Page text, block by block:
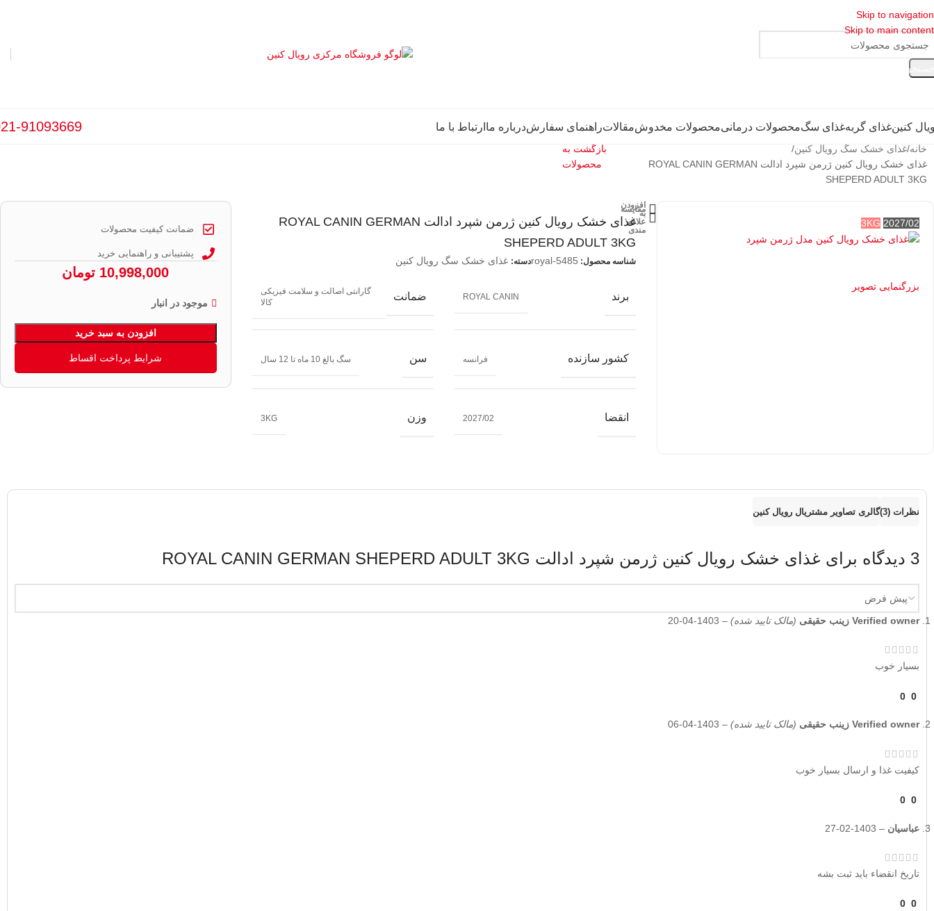
Skip to navigation
Skip to main content
کنینغذای گربهغذای سگمحصولات درمانیمحصولات مخدوشمقالاتراهنمای سفارشدرباره ما ارتباط با ما 91093669
خانه غذای خشک سگ رویال کنین
غذای خشک رویال کنین ژرمن شپرد ادالت ROYAL CANIN GERMAN
SHEPERD ADULT 3KG
بازگشت به
محصولات
2027/02
3KG
بزرگنمایی تصویر
مقایسه
افزودن
به
علاقه
مندی
غذای خشک رویال کنین ژرمن شپرد ادالت ROYAL CANIN GERMAN
SHEPERD ADULT 3KG
شناسه محصول: royal-5485دسته: غذای خشک سگ رویال کنین
برند ROYAL CANIN ضمانت
گارانتی اصالت و سلامت فیزیکی
کالا
کشور سازنده فرانسه سن سگ بالغ 10 ماه تا 12 سال
انقضا 2027/02 وزن 3KG
ضمانت کیفیت محصولات
پشتیبانی و راهنمایی خرید
10,998,000 تومان
موجود در انبار
افزودن به سبد خرید
شرایط پرداخت اقساط
نظرات (3) گالری تصاویر مشتریال رویال کنین
3 دیدگاه برای غذای خشک رویال کنین ژرمن شپرد ادالت ROYAL CANIN GERMAN SHEPERD ADULT 3KG
Verified owner زینب حقیقی (مالک تایید شده) –
1403-04-20
بسیار خوب
0
0
Verified owner زینب حقیقی (مالک تایید شده) –
1403-04-06
کیفیت غذا و ارسال بسیار خوب
0
0
عباسيان –
1403-02-27
تاريخ انقضاء بايد ثبت بشه
0
0